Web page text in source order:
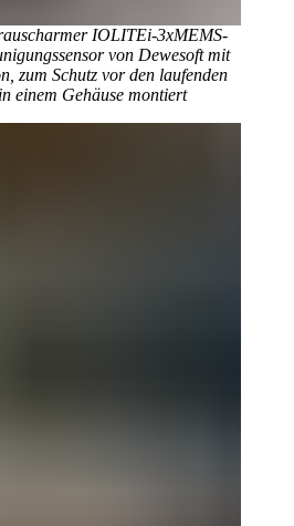
IOLITEi-3xMEMS-
von Dewesoft mit
zum Schutz vor den laufenden
einem Gehäuse montiert